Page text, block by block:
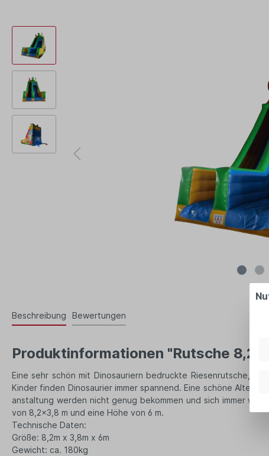
Beschreibung Bewertungen
Produktinformationen "Rutsche
Eine sehr schön mit Dinosauriern bedruckte Riesenrutsche,
Kinder finden Dinosaurier immer spannend. Eine schöne
an­stal­tung wer­den nicht genug bekom­men und sich immer
von 8,2x3,8 m und eine Höhe von 6 m.
Technische Daten:
Größe: 8,2m x 3,8m x 6m
Gewicht: ca. 180kg